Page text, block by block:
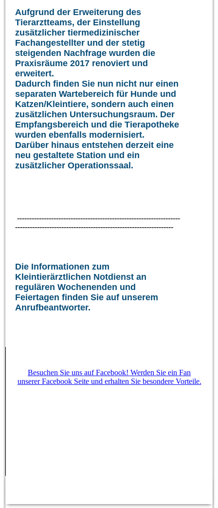
Aufgrund der Erweiterung des
Tierarztteams, der Einstellung
zusätzlicher tiermedizinischer
Fachangestellter und der stetig
steigenden Nachfrage wurden die
Praxisräume 2017 renoviert und
erweitert.
Dadurch finden Sie nun nicht nur einen
separaten Wartebereich für Hunde und
Katzen/Kleintiere, sondern auch einen
zusätzlichen Untersuchungsraum. Der
Empfangsbereich und die Tierapotheke
wurden ebenfalls modernisiert.
Darüber hinaus entstehen derzeit eine
neu gestaltete Station und ein
zusätzlicher Operationssaal.
-------------------------------------------------------------------
-----------------------------------------------------------------
Die Informationen zum
Kleintierärztlichen Notdienst an
regulären Wochenenden und
Feiertagen finden Sie auf unserem
Anrufbeantworter.
Besuchen Sie uns auf Facebook! Werden Sie ein Fan
unserer Facebook Seite und erhalten Sie besondere Vorteile.